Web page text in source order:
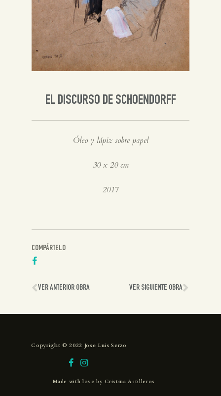
EL DISCURSO DE SCHOENDORFF
Óleo y lápiz sobre papel
30 x 20 cm
2017
COMPÁRTELO
VER ANTERIOR OBRA VER SIGUIENTE OBRA
Copyright © 2022 Jose Luis Serzo
Made with love byCristina Astilleros